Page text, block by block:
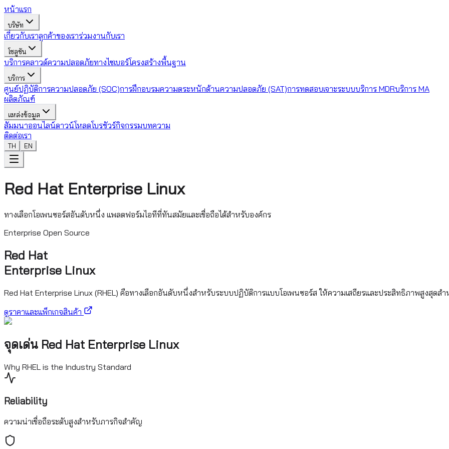
หน้าแรก
บริษัท
เกี่ยวกับเราลูกค้าของเราร่วมงานกับเรา
โซลูชัน
บริการคลาวด์ความปลอดภัยทางไซเบอร์โครงสร้างพื้นฐาน
บริการ
ศูนย์ปฏิบัติการความปลอดภัย (SOC)การฝึกอบรมความตระหนักด้านความปลอดภัย (SAT)การทดสอบเจาะระบบบริการ MDRบริการ MA
ผลิตภัณฑ์
แหล่งข้อมูล
สัมมนาออนไลน์ดาวน์โหลดโบรชัวร์กิจกรรมบทความ
ติดต่อเรา
TH EN
Red Hat Enterprise Linux
ทางเลือกโอเพนซอร์สอันดับหนึ่ง แพลตฟอร์มไอทีที่ทันสมัยและเชื่อถือได้สำหรับองค์กร
Enterprise Open Source
Red Hat
Enterprise Linux
Red Hat Enterprise Linux (RHEL) คือทางเลือกอันดับหนึ่งสำหรับระบบปฏิบัติการแบบโอเพนซอร์ส ให้ความเสถียรและประสิทธิภาพสูงสุดส
ดูราคาและแพ็กเกจสินค้า
จุดเด่น Red Hat Enterprise Linux
Why RHEL is the Industry Standard
Reliability
ความน่าเชื่อถือระดับสูงสำหรับภารกิจสำคัญ